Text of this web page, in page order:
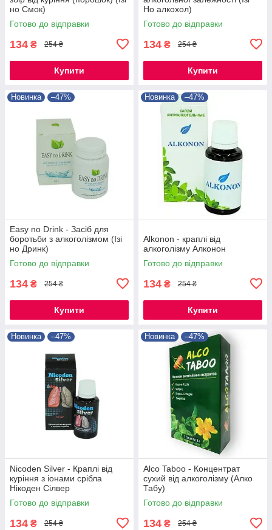
но Смок)
Готово до відправки
134 ₴ 254 ₴
Купити
Но алкохол)
Готово до відправки
134 ₴ 254 ₴
Купити
Новинка –47%
Easy no Drink - Засіб для
боротьби з алкоголізмом (Ізі
но Дринк)
Готово до відправки
134 ₴ 254 ₴
Купити
Новинка –47%
Alkonon - краплі від
алкоголізму Алконон
Готово до відправки
134 ₴ 254 ₴
Купити
Новинка –47%
Nicoden Silver - Краплі від
куріння з іонами срібла
Нікоден Сілвер
Готово до відправки
134 ₴ 254 ₴
Новинка –47%
Alco Taboo - Концентрат
сухий від алкоголізму (Алко
Табу)
Готово до відправки
134 ₴ 254 ₴